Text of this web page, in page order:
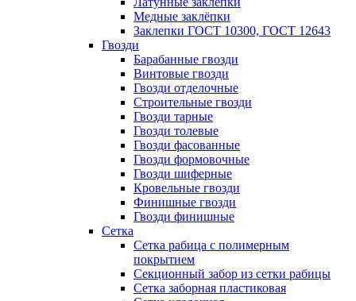
Медные заклёпки
Заклепки ГОСТ 10300, ГОСТ 12643
Гвозди
Барабанные гвозди
Винтовые гвозди
Гвозди отделочные
Строительные гвозди
Гвозди тарные
Гвозди толевые
Гвозди фасованные
Гвозди формовочные
Гвозди шиферные
Кровельные гвозди
Финишные гвозди
Гвозди финишные
Сетка
Сетка рабица с полимерным
покрытием
Секционный забор из сетки рабицы
Сетка заборная пластиковая